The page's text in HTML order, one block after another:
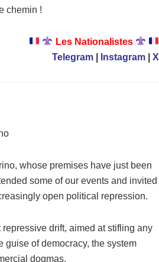
chemin !
Les Nationalistes
Telegram
Instagram X
whose premises have just been
some of our events and invited
open political repression.
drift, aimed at stifling any
of democracy, the system
dogmas.